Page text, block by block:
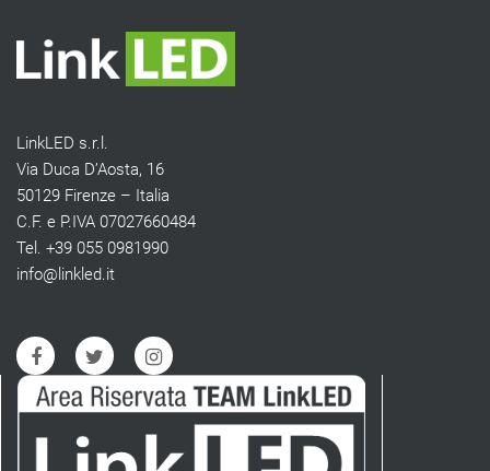
LinkLED s.r.l.
Via Duca D’Aosta, 16
50129 Firenze – Italia
C.F. e P.IVA 07027660484
Tel. +39 055 0981990
info@linkled.it